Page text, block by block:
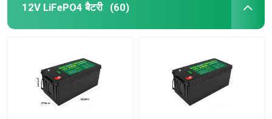
12V LiFePO4 बैटरी (60)